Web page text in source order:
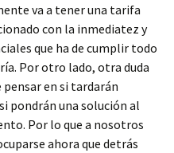
va a tener una tarifa
con la inmediatez y
que ha de cumplir todo
Por otro lado, otra duda
en si tardarán
pondrán una solución al
Por lo que a nosotros
ahora que detrás